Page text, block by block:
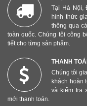
Tại Hà Nội,
hình thức
thông qua
toàn quốc. Chúng tôi công
tiết cho từng sản phẩm.
THANH
Chúng tôi
khách hoàn
và kiểm tra
mới thanh toán.